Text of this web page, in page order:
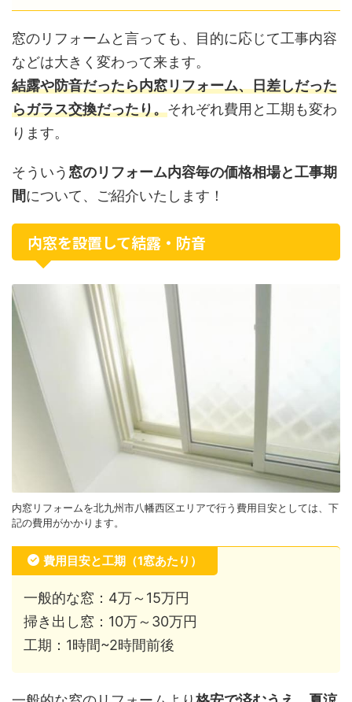
窓のリフォームと言っても、目的に応じて工事内容
などは大きく変わって来ます。
結露や防音だったら内窓リフォーム、日差しだった
らガラス交換だったり。それぞれ費用と工期も変わ
ります。
そういう 窓のリフォーム内容毎の価格相場と工事期
間について、ご紹介いたします！
内窓を設置して結露・防音
内窓リフォームを北九州市八幡西区エリアで行う費用目安としては、下
記の費用がかかります。
費用目安と工期（1窓あたり）
一般的な窓：4万～15万円
掃き出し窓：10万～30万円
工期：1時間~2時間前後